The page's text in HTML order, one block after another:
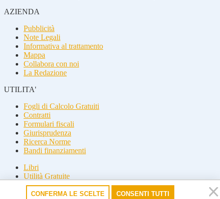
AZIENDA
Pubblicità
Note Legali
Informativa al trattamento
Mappa
Collabora con noi
La Redazione
UTILITA'
Fogli di Calcolo Gratuiti
Contratti
Formulari fiscali
Giurisprudenza
Ricerca Norme
Bandi finanziamenti
Libri
Utilità Gratuite
Guide fiscali
CONFERMA LE SCELTE CONSENTI TUTTI